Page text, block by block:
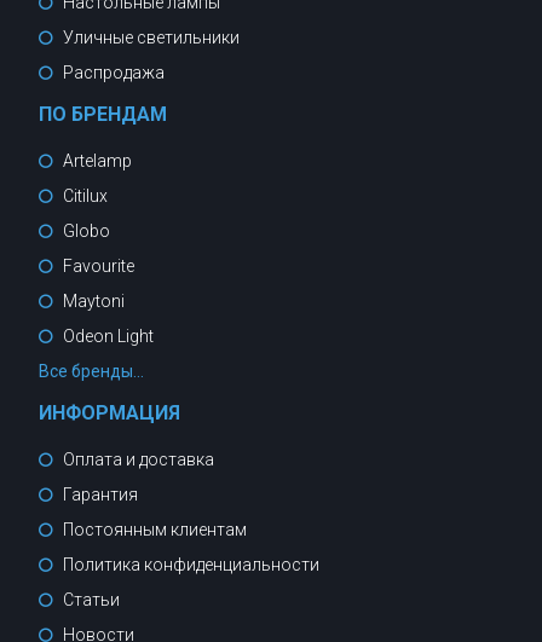
Уличные светильники
Распродажа
ПО БРЕНДАМ
Artelamp
Citilux
Globo
Favourite
Maytoni
Odeon Light
Все бренды...
ИНФОРМАЦИЯ
Оплата и доставка
Гарантия
Постоянным клиентам
Политика конфиденциальности
Статьи
Новости